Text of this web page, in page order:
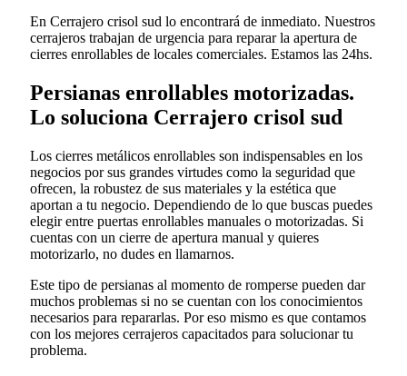
En Cerrajero crisol sud lo encontrará de inmediato. Nuestros
cerrajeros trabajan de urgencia para reparar la apertura de
cierres enrollables de locales comerciales. Estamos las 24hs.
Persianas enrollables motorizadas.
Lo soluciona Cerrajero crisol sud
Los cierres metálicos enrollables son indispensables en los
negocios por sus grandes virtudes como la seguridad que
ofrecen, la robustez de sus materiales y la estética que
aportan a tu negocio. Dependiendo de lo que buscas puedes
elegir entre puertas enrollables manuales o motorizadas. Si
cuentas con un cierre de apertura manual y quieres
motorizarlo, no dudes en llamarnos.
Este tipo de persianas al momento de romperse pueden dar
muchos problemas si no se cuentan con los conocimientos
necesarios para repararlas. Por eso mismo es que contamos
con los mejores cerrajeros capacitados para solucionar tu
problema.